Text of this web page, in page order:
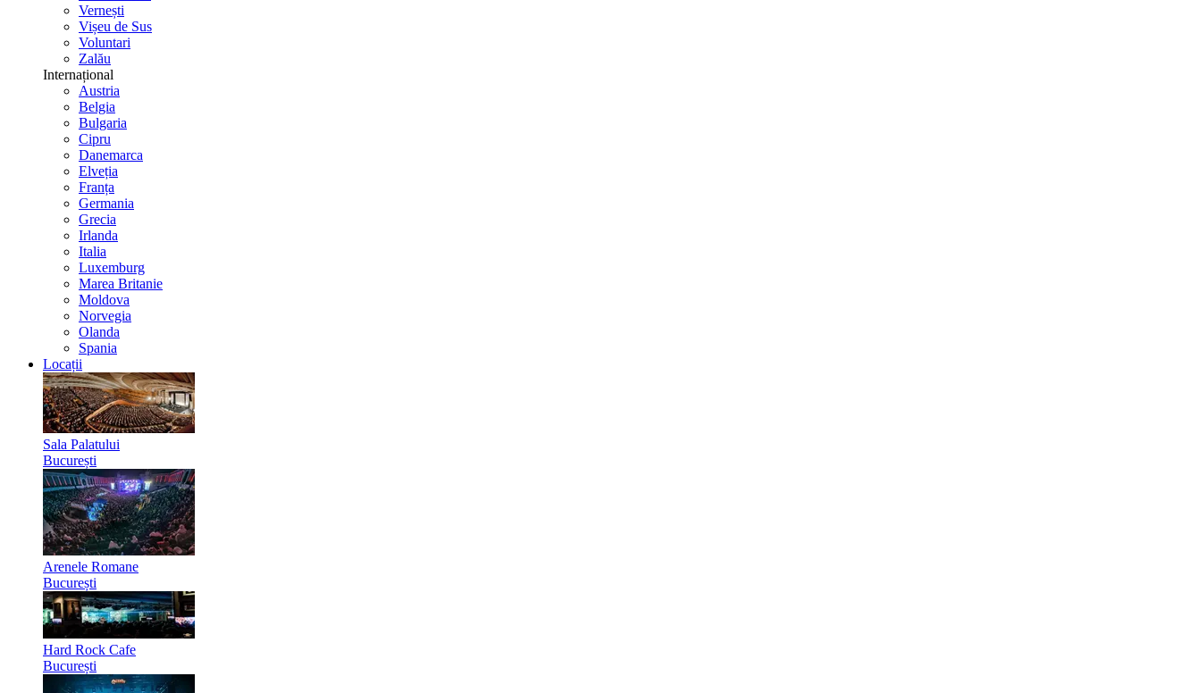
Vernești
Vișeu de Sus
Voluntari
Zalău
Internațional
Austria
Belgia
Bulgaria
Cipru
Danemarca
Elveția
Franța
Germania
Grecia
Irlanda
Italia
Luxemburg
Marea Britanie
Moldova
Norvegia
Olanda
Spania
Locații
Sala Palatului
București
Arenele Romane
București
Hard Rock Cafe
București